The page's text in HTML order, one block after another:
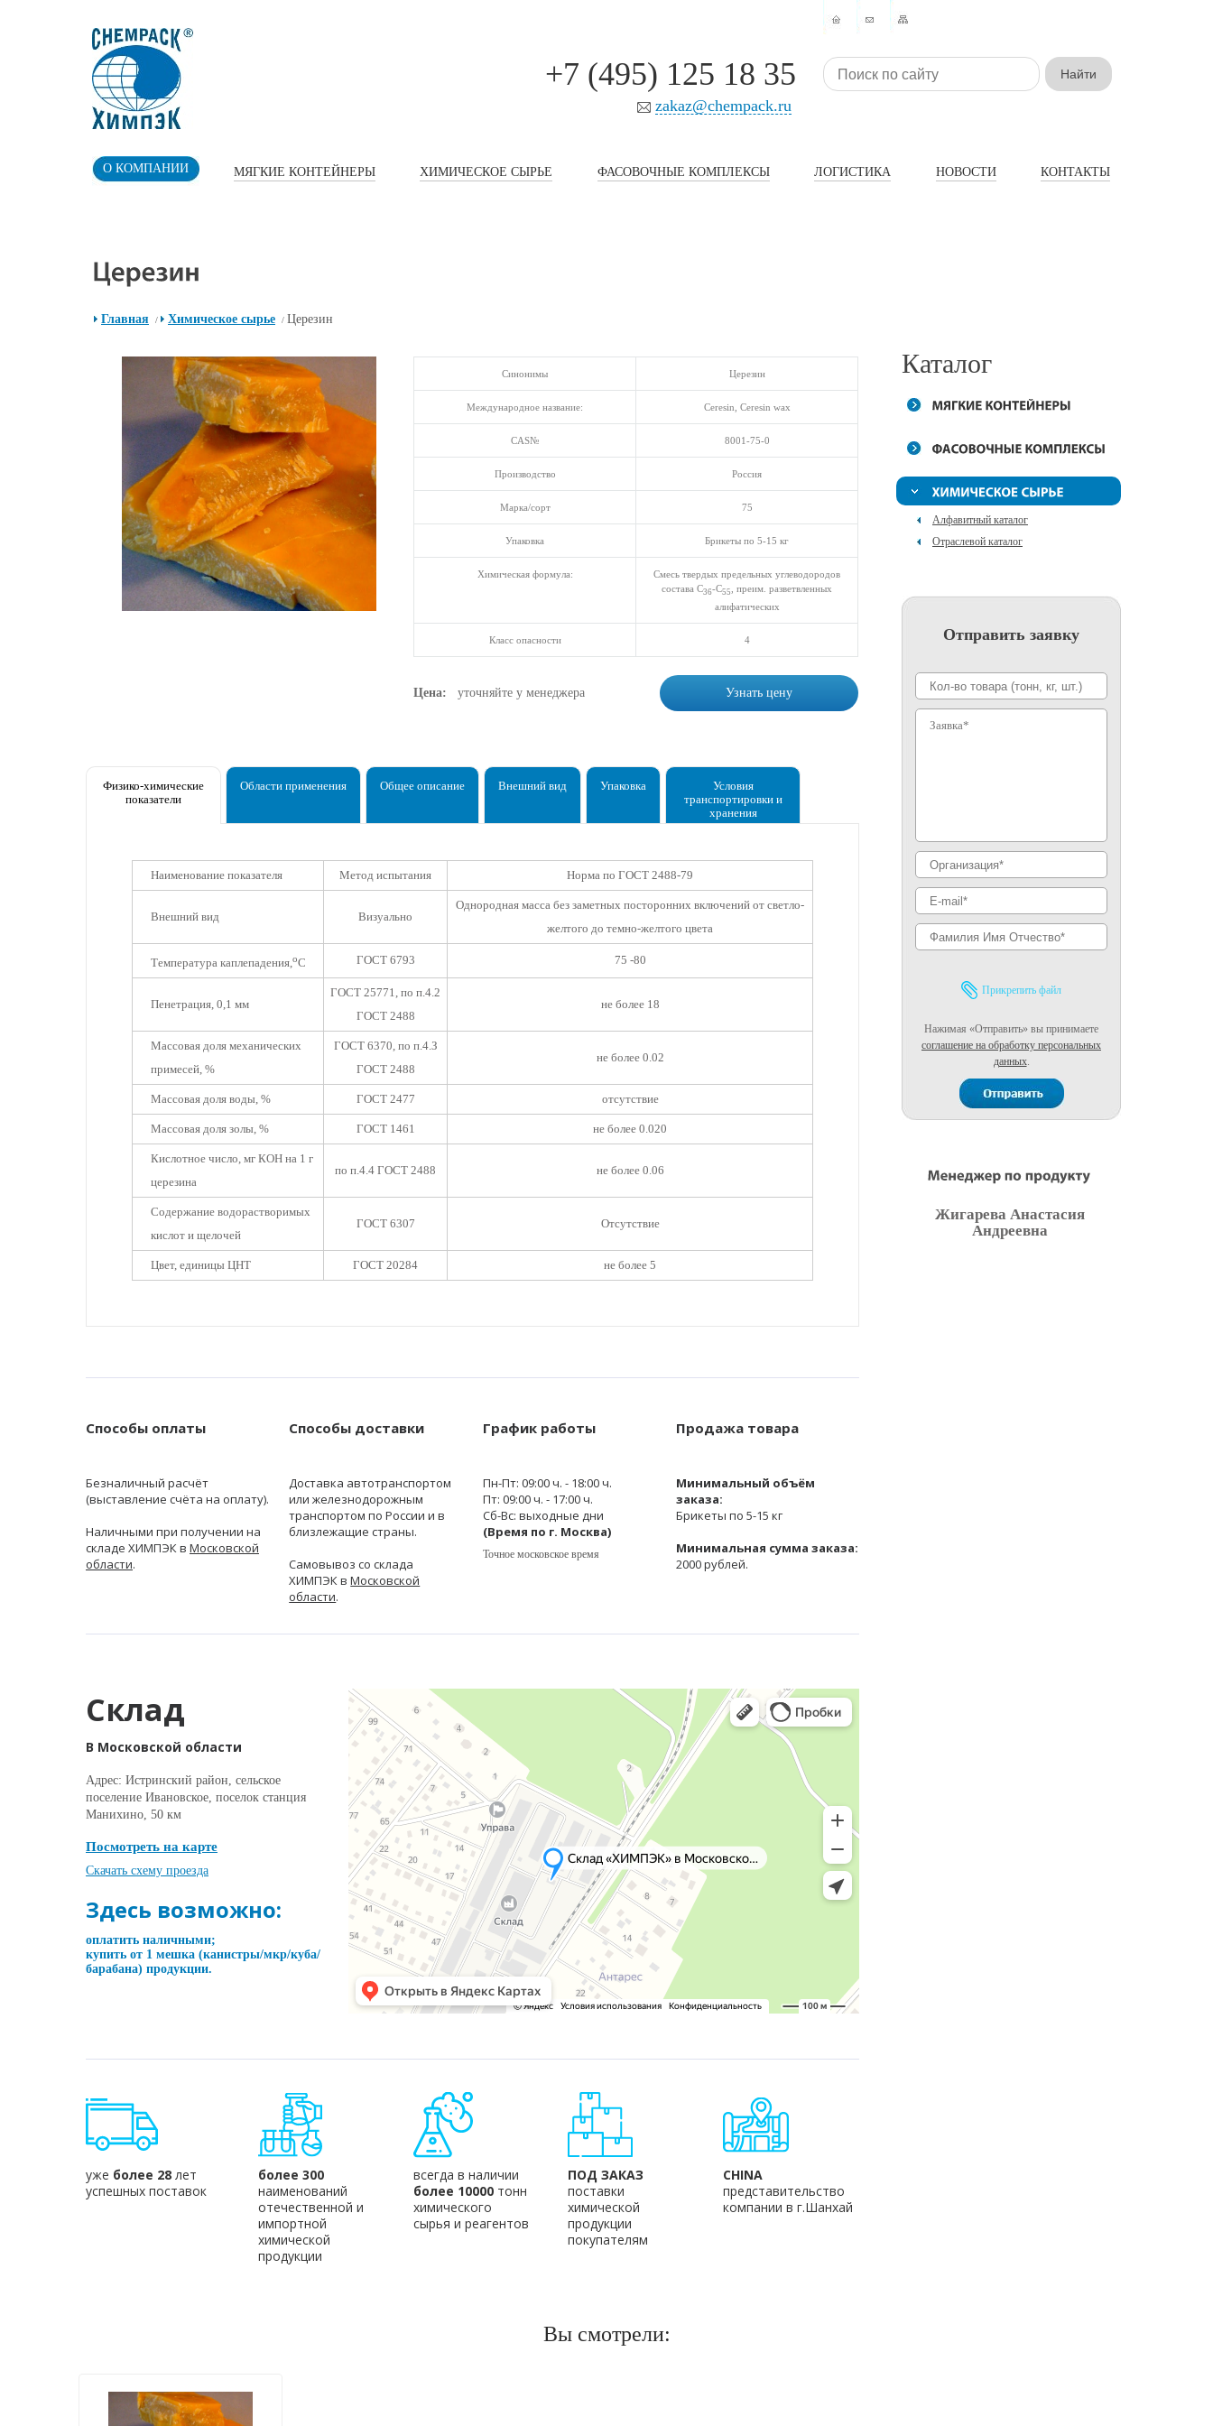
+7 (495) 125 18 35
zakaz@chempack.ru
О КОМПАНИИ МЯГКИЕ КОНТЕЙНЕРЫ ХИМИЧЕСКОЕ СЫРЬЕ ФАСОВОЧНЫЕ КОМПЛЕКСЫ ЛОГИСТИКА НОВОСТИ КОНТАКТЫ
Главная / Химическое сырье / Церезин
Синонимы Церезин
Международное название: Ceresin, Сeresin wax
CAS№ 8001-75-0
Производство Россия
Марка/сорт 75
Упаковка Брикеты по 5-15 кг
Химическая формула:
Смесь твердых предельных углеводородов
состава C36-C55
, преим. разветвленных
алифатических
Класс опасности 4
Цена: уточняйте у менеджера Узнать цену
Физико-химические
показатели
Области применения Общее описание Внешний вид Упаковка
Условия
транспортировки и
хранения
Наименование показателя Метод испытания Норма по ГОСТ 2488-79
Внешний вид Визуально
Однородная масса без заметных посторонних включений от светло-
желтого до темно-желтого цвета
Температура каплепадения,оС ГОСТ 6793 75 -80
Пенетрация, 0,1 мм
ГОСТ 25771, по п.4.2
ГОСТ 2488
не более 18
Массовая доля механических
примесей, %
ГОСТ 6370, по п.4.З
ГОСТ 2488
не более 0.02
Массовая доля воды, % ГОСТ 2477 отсутствие
Массовая доля золы, % ГОСТ 1461 не более 0.020
Кислотное число, мг КОН на 1 г
церезина
по п.4.4 ГОСТ 2488 не более 0.06
Содержание водорастворимых
кислот и щелочей
ГОСТ 6307 Отсутствие
Цвет, единицы ЦНТ ГОСТ 20284 не более 5
Способы оплаты
Безналичный расчёт
(выставление счёта на оплату).
Наличными при получении на
складе ХИМПЭК в Московской
области.
Способы доставки
Доставка автотранспортом
или железнодорожным
транспортом по России и в
близлежащие страны.
Самовывоз со склада
ХИМПЭК вМосковской
области.
График работы
Пн-Пт: 09:00 ч. - 18:00 ч.
Пт: 09:00 ч. - 17:00 ч.
Сб-Вс: выходные дни
(Время по г. Москва)
Точное московское время
Продажа товара
Минимальный объём
заказа:
Брикеты по 5-15 кг
Минимальная сумма заказа:
2000 рублей.
Склад
В Московской области
Адрес: Истринский район, сельское
поселение Ивановское, поселок станция
Манихино, 50 км
Посмотреть на карте
Скачать схему проезда
Здесь возможно:
оплатить наличными;
купить от 1 мешка (канистры/мкр/куба/
барабана) продукции.
уже более 28 лет
успешных поставок
более 300
наименований
отечественной и
импортной
химической
продукции
всегда в наличии
более 10000тонн
химического
сырья и реагентов
ПОД ЗАКАЗ
поставки
химической
продукции
покупателям
CHINA
представительство
компании в г.Шанхай
Каталог
Алфавитный каталог
Отраслевой каталог
Отправить заявку
Прикрепить файл
Нажимая «Отправить» вы принимаете
соглашение на обработку персональных
данных.
Жигарева Анастасия
Андреевна
Вы смотрели: